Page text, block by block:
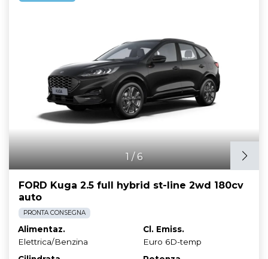
1/6
FORD Kuga 2.5 full hybrid st-line 2wd 180cv
auto
PRONTA CONSEGNA
Alimentaz.
Elettrica/Benzina
Cl. Emiss.
Euro 6D-temp